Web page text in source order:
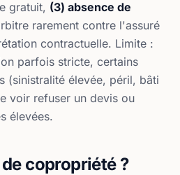
gratuit, (3) absence de
rarement contre l'assuré
contractuelle. Limite :
parfois stricte, certains
(sinistralité élevée, péril, bâti
voir refuser un devis ou
élevées.
copropriété ?